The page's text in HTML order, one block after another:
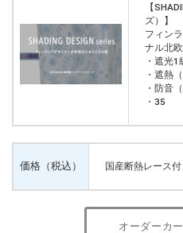
【
ズ）】
フィン
ナル北
・遮光1
・遮熱
・防音
・35
価格（税込） 国産断熱レース
オーダーカ